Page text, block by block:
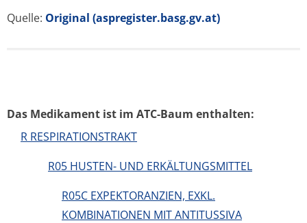
Quelle: Original (aspregister.basg.gv.at)
Das Medikament ist im ATC-Baum enthalten:
R RESPIRATIONSTRAKT
R05 HUSTEN- UND ERKÄLTUNGSMITTEL
R05C EXPEKTORANZIEN, EXKL.
KOMBINATIONEN MIT ANTITUSSIVA